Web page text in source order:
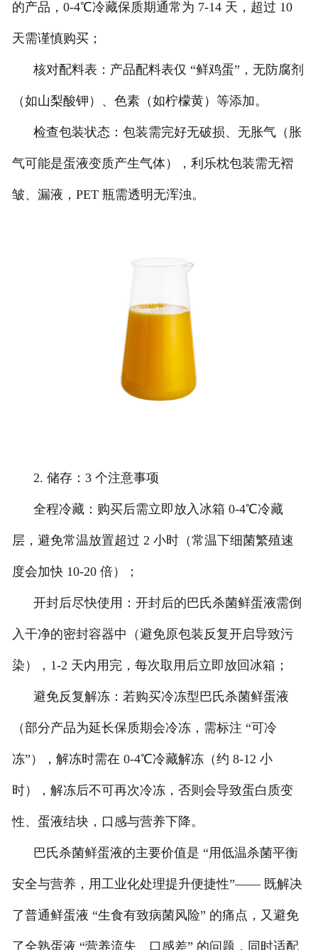
的产品，0-4℃冷藏保质期通常为 7-14 天，超过 10
天需谨慎购买；
核对配料表：产品配料表仅 “鲜鸡蛋”，无防腐剂
（如山梨酸钾）、色素（如柠檬黄）等添加。
检查包装状态：包装需完好无破损、无胀气（胀
气可能是蛋液变质产生气体），利乐枕包装需无褶
皱、漏液，PET 瓶需透明无浑浊。
2. 储存：3 个注意事项
全程冷藏：购买后需立即放入冰箱 0-4℃冷藏
层，避免常温放置超过 2 小时（常温下细菌繁殖速
度会加快 10-20 倍）；
开封后尽快使用：开封后的巴氏杀菌鲜蛋液需倒
入干净的密封容器中（避免原包装反复开启导致污
染），1-2 天内用完，每次取用后立即放回冰箱；
避免反复解冻：若购买冷冻型巴氏杀菌鲜蛋液
（部分产品为延长保质期会冷冻，需标注 “可冷
冻”），解冻时需在 0-4℃冷藏解冻（约 8-12 小
时），解冻后不可再次冷冻，否则会导致蛋白质变
性、蛋液结块，口感与营养下降。
巴氏杀菌鲜蛋液的主要价值是 “用低温杀菌平衡
安全与营养，用工业化处理提升便捷性”—— 既解决
了普通鲜蛋液 “生食有致病菌风险” 的痛点，又避免
了全熟蛋液 “营养流失、口感差” 的问题，同时适配